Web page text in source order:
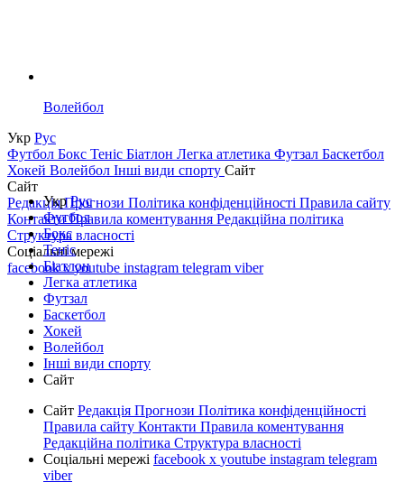
Волейбол
Укр Рус
Футбол Бокс Теніс Біатлон Легка атлетика Футзал Баскетбол
Хокей Волейбол Інші види спорту Сайт
Сайт
РедакціяПрогнози Політика конфіденційності Правила сайту
КонтактиПравила коментування Редакційна політика
Структура власності
Соціальні мережі
facebookxyoutube instagram telegram viber
УкрРус
Футбол
Бокс
Теніс
Біатлон
Легка атлетика
Футзал
Баскетбол
Хокей
Волейбол
Інші види спорту
Сайт
Сайт Редакція Прогнози Політика конфіденційності
Правила сайту Контакти Правила коментування
Редакційна політика Структура власності
Соціальні мережі facebook x youtube instagram telegram
viber